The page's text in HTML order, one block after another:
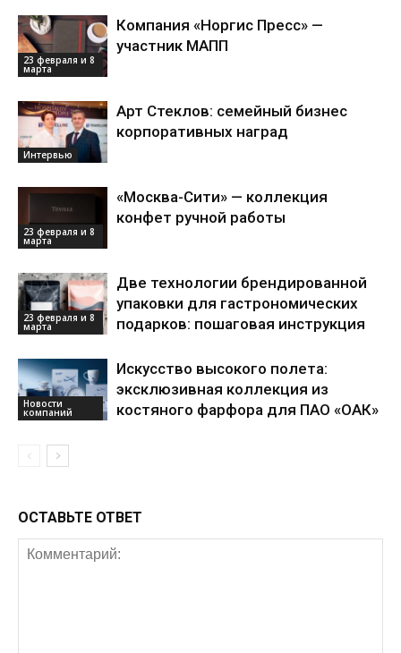
23 февраля и 8
марта
Компания «Норгис Пресс» —
участник МАПП
Интервью
Арт Стеклов: семейный бизнес
корпоративных наград
23 февраля и 8
марта
«Москва-Сити» — коллекция
конфет ручной работы
23 февраля и 8
марта
Две технологии брендированной
упаковки для гастрономических
подарков: пошаговая инструкция
Новости
компаний
Искусство высокого полета:
эксклюзивная коллекция из
костяного фарфора для ПАО «ОАК»
ОСТАВЬТЕ ОТВЕТ